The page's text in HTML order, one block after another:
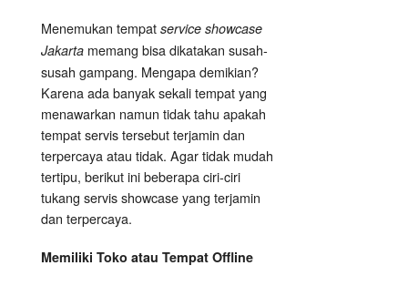
Menemukan tempat service showcase
Jakarta memang bisa dikatakan susah-
susah gampang. Mengapa demikian?
Karena ada banyak sekali tempat yang
menawarkan namun tidak tahu apakah
tempat servis tersebut terjamin dan
terpercaya atau tidak. Agar tidak mudah
tertipu, berikut ini beberapa ciri-ciri
tukang servis showcase yang terjamin
dan terpercaya.
Memiliki Toko atau Tempat Offline